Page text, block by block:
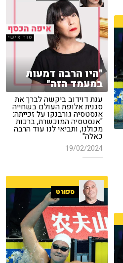
"היו הרבה דמעות
במעמד הזה"
ענת דוידוב ביקשה לברך את
סגנית אלופת העולם בשחייה
אנסטסיה גורבנקו על זכייתה:
"אנסטסיה המוכשרת, ברכות
מכולנו, ותביאי לנו עוד הרבה
כאלה"
19/02/2024
ספורט